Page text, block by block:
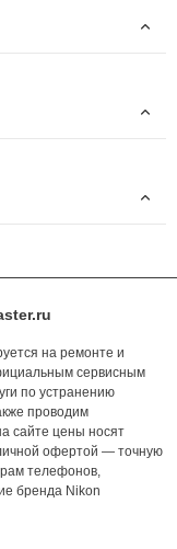
на ремонте и
сервисным
по устранению
проводим
сайте цены носят
офертой — точную
телефонов,
бренда Nikon